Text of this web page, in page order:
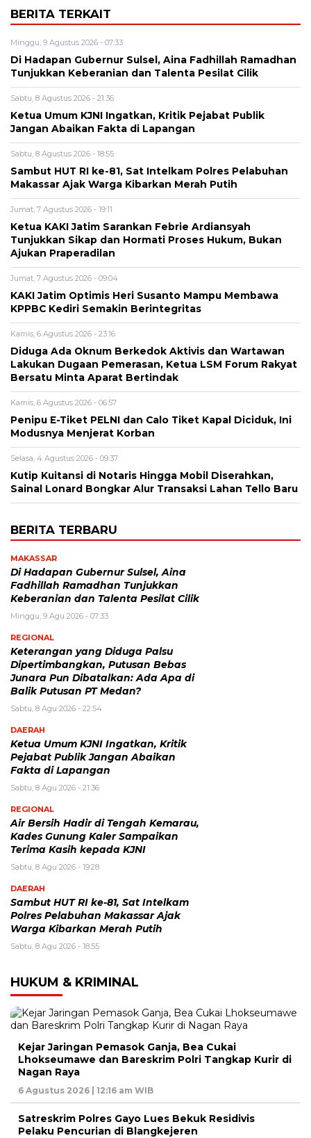
BERITA TERKAIT
Minggu, 9 Agustus 2026 - 07:33
Di Hadapan Gubernur Sulsel, Aina Fadhillah Ramadhan
Tunjukkan Keberanian dan Talenta Pesilat Cilik
Sabtu, 8 Agustus 2026 - 21:36
Ketua Umum KJNI Ingatkan, Kritik Pejabat Publik
Jangan Abaikan Fakta di Lapangan
Sabtu, 8 Agustus 2026 - 18:55
Sambut HUT RI ke-81, Sat Intelkam Polres Pelabuhan
Makassar Ajak Warga Kibarkan Merah Putih
Jumat, 7 Agustus 2026 - 19:11
Ketua KAKI Jatim Sarankan Febrie Ardiansyah
Tunjukkan Sikap dan Hormati Proses Hukum, Bukan
Ajukan Praperadilan
Jumat, 7 Agustus 2026 - 09:04
KAKI Jatim Optimis Heri Susanto Mampu Membawa
KPPBC Kediri Semakin Berintegritas
Kamis, 6 Agustus 2026 - 23:16
Diduga Ada Oknum Berkedok Aktivis dan Wartawan
Lakukan Dugaan Pemerasan, Ketua LSM Forum Rakyat
Bersatu Minta Aparat Bertindak
Kamis, 6 Agustus 2026 - 06:57
Penipu E-Tiket PELNI dan Calo Tiket Kapal Diciduk, Ini
Modusnya Menjerat Korban
Selasa, 4 Agustus 2026 - 09:37
Kutip Kuitansi di Notaris Hingga Mobil Diserahkan,
Sainal Lonard Bongkar Alur Transaksi Lahan Tello Baru
BERITA TERBARU
MAKASSAR
Di Hadapan Gubernur Sulsel, Aina
Fadhillah Ramadhan Tunjukkan
Keberanian dan Talenta Pesilat Cilik
Minggu, 9 Agu 2026 - 07:33
REGIONAL
Keterangan yang Diduga Palsu
Dipertimbangkan, Putusan Bebas
Junara Pun Dibatalkan: Ada Apa di
Balik Putusan PT Medan?
Sabtu, 8 Agu 2026 - 22:54
DAERAH
Ketua Umum KJNI Ingatkan, Kritik
Pejabat Publik Jangan Abaikan
Fakta di Lapangan
Sabtu, 8 Agu 2026 - 21:36
REGIONAL
Air Bersih Hadir di Tengah Kemarau,
Kades Gunung Kaler Sampaikan
Terima Kasih kepada KJNI
Sabtu, 8 Agu 2026 - 19:28
DAERAH
Sambut HUT RI ke-81, Sat Intelkam
Polres Pelabuhan Makassar Ajak
Warga Kibarkan Merah Putih
Sabtu, 8 Agu 2026 - 18:55
HUKUM & KRIMINAL
Kejar Jaringan Pemasok Ganja, Bea Cukai
Lhokseumawe dan Bareskrim Polri Tangkap Kurir di
Nagan Raya
6 Agustus 2026 | 12:16 am WIB
Satreskrim Polres Gayo Lues Bekuk Residivis
Pelaku Pencurian di Blangkejeren